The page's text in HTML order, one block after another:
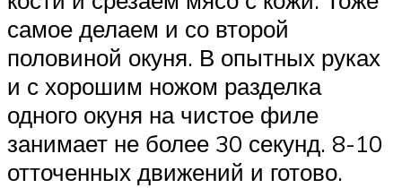
самое делаем и со второй
половиной окуня. В опытных руках
и с хорошим ножом разделка
одного окуня на чистое филе
занимает не более 30 секунд. 8-10
отточенных движений и готово.